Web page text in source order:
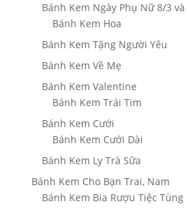
Bánh Kem Ngày Phụ Nữ 8/3
Bánh Kem Hoa
Bánh Kem Tặng Người Yêu
Bánh Kem Về Mẹ
Bánh Kem Valentine
Bánh Kem Trái Tim
Bánh Kem Cưới
Bánh Kem Cưới Dài
Bánh Kem Ly Trà Sữa
Bánh Kem Cho Bạn Trai, Nam
Bánh Kem Bia Rượu Tiệc Tùng